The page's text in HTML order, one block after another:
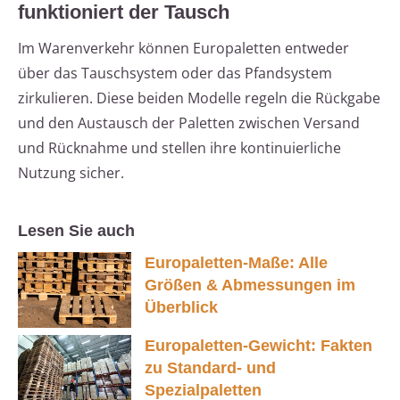
funktioniert der Tausch
Im Warenverkehr können Europaletten entweder
über das Tauschsystem oder das Pfandsystem
zirkulieren. Diese beiden Modelle regeln die Rückgabe
und den Austausch der Paletten zwischen Versand
und Rücknahme und stellen ihre kontinuierliche
Nutzung sicher.
Lesen Sie auch
Europaletten-Maße: Alle
Größen & Abmessungen im
Überblick
Europaletten-Gewicht: Fakten
zu Standard- und
Spezialpaletten